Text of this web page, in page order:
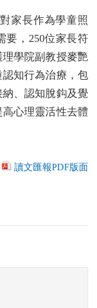
家長作為學童照
要，250位家長符
學院副教授麥艷
知行為治療，包
、認知脫鈎及覺
心理靈活性去體
讀文匯報PDF版面